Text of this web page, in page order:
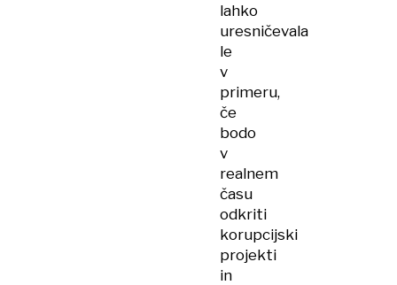
lahko
uresničevala
le
v
primeru,
če
bodo
v
realnem
času
odkriti
korupcijski
projekti
in